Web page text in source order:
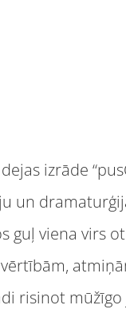
izrāde
un
guļ viena virs
risinot